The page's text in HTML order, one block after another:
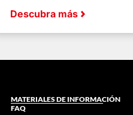
Descubra más
MATERIALES DE INFORMACIÓN
FAQ